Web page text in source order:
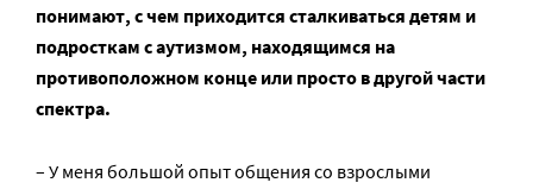
понимают, с чем приходится сталкиваться детям и
подросткам с аутизмом, находящимся на
противоположном конце или просто в другой части
спектра.
– У меня большой опыт общения со взрослыми